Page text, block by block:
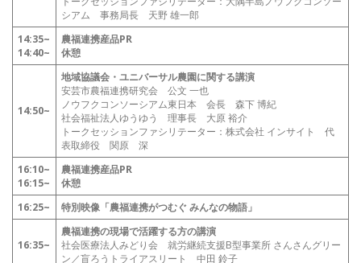
シアム 事務局長 天野 雄一郎
14:35~
14:40~
農福連携産品PR
休憩
14:50~
地域協議会・ユニバーサル農園に関する講演
安芸市農福連携研究会 公文 一也
ノウフクコンソーシアム東日本 会長 森下 博紀
社会福祉法人ゆうゆう 理事長 大原 裕介
トークセッションファシリテーター：株式会社 インサイト 代
表取締役 関原 深
16:10~
16:15~
農福連携産品PR
休憩
16:25~
特別映像「農福連携がつむぐ みんなの物語」
16:35~
農福連携の現場で活躍する方の講演
社会医療法人みどり会 就労継続支援B型事業所 さんさんグリー
ン／盲ろうトライアスリート 中田 鈴子